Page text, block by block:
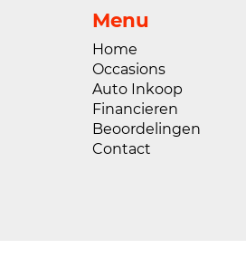
Menu
Home
Occasions
Auto Inkoop
Financieren
Beoordelingen
Contact